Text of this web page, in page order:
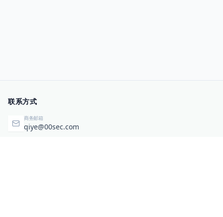
联系方式
商务邮箱
qiye@00sec.com